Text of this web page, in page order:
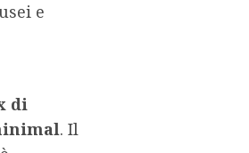
e
di
. Il